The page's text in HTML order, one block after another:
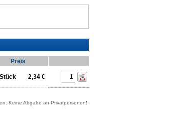
Preis
Stück 2,34 €
Keine Abgabe an Privatpersonen!